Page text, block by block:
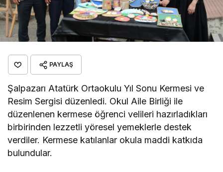
PAYLAŞ
Şalpazarı Atatürk Ortaokulu Yıl Sonu Kermesi ve
Resim Sergisi düzenledi. Okul Aile Birliği ile
düzenlenen kermese öğrenci velileri hazırladıkları
birbirinden lezzetli yöresel yemeklerle destek
verdiler. Kermese katılanlar okula maddi katkıda
bulundular.